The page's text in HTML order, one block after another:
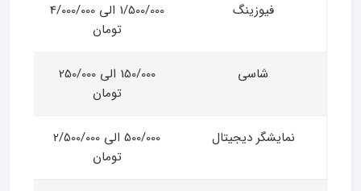
فیوزینگ
1/500/000 الی 4/000/000
تومان
شاسی
150/000 الی 250/000
تومان
نمایشگر دیجیتال
500/000 الی 2/500/000
تومان